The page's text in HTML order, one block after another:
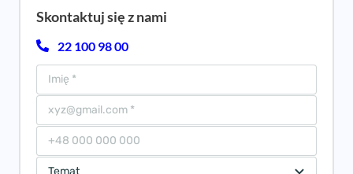
Skontaktuj się z nami
22 100 98 00